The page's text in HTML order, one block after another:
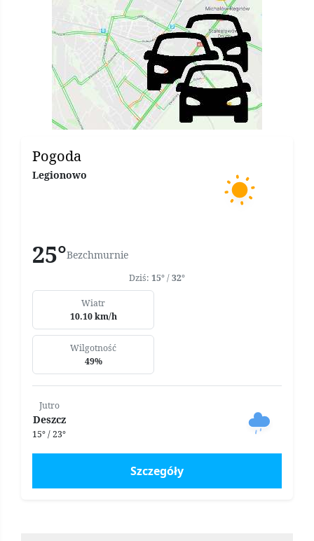
Pogoda
Legionowo
25°Bezchmurnie
Dziś: 15°/32°
Wiatr
10.10 km/h
Wilgotność
49%
Jutro
Deszcz
15° / 23°
Szczegóły